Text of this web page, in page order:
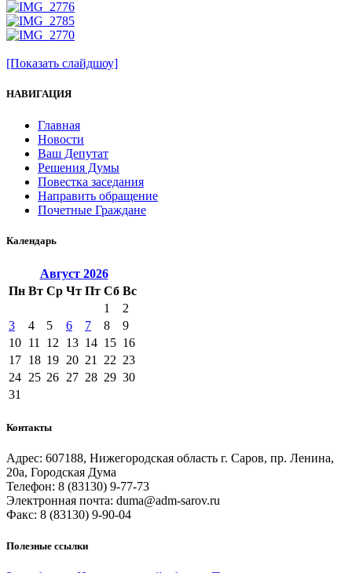
[Показать слайдшоу]
НАВИГАЦИЯ
Главная
Новости
Ваш Депутат
Решения Думы
Повестка заседания
Направить обращение
Почетные Граждане
Календарь
Август 2026
Пн Вт Ср Чт Пт Сб Вс
1
2
3
4 5 6 7 8
9
10 11 12 13 14 15 16
17 18 19 20 21 22 23
24 25 26 27 28 29 30
31
Контакты
Адрес: 607188, Нижегородская область г. Саров, пр. Ленина,
20а, Городская Дума
Телефон: 8 (83130) 9-77-73
Электронная почта: duma@adm-sarov.ru
Факс: 8 (83130) 9-90-04
Полезные ссылки